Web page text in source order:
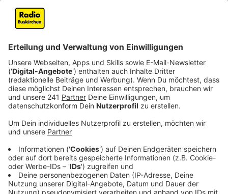
Schritt-Anleitungen deutlich, wie schnell man doch
seine eigene Sicherheit auf Instagram erhöhen kann.
Hier geht's zur Anleitung
Anzeige
Für Eltern: Diese Daten nutzt die beliebte App
TikTok
Viele Kinder und Jugendliche haben seit rund einem
Jahr die App "TikTok" auf ihren Smartphones. Es ist
eigentlich eine Videoplattform, doch Facebook und
Co. erhalten wohl beständig Daten und - und das ist